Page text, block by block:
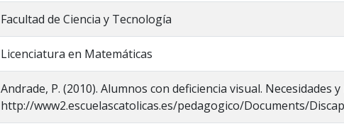
Facultad de Ciencia y Tecnología
Licenciatura en Matemáticas
Andrade, P. (2010). Alumnos con deficiencia visual. Necesidades
http://www2.escuelascatolicas.es/pedagogico/Documents/